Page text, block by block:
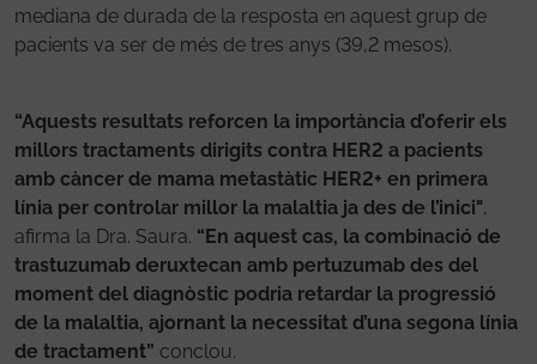
mediana de durada de la resposta en aquest grup de
pacients va ser de més de tres anys (39,2 mesos).
“Aquests resultats reforcen la importància d’oferir els
millors tractaments dirigits contra HER2 a pacients
amb càncer de mama metastàtic HER2+ en primera
línia per controlar millor la malaltia ja des de l’inici",
afirma la Dra. Saura. “En aquest cas, la combinació de
trastuzumab deruxtecan amb pertuzumab des del
moment del diagnòstic podria retardar la progressió
de la malaltia, ajornant la necessitat d’una segona línia
de tractament” conclou.